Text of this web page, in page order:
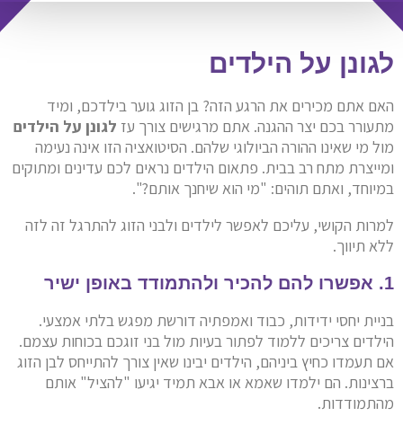
לגונן על הילדים
האם אתם מכירים את הרגע הזה? בן הזוג גוער בילדכם, ומיד
מתעורר בכם יצר ההגנה. אתם מרגישים צורך עז לגונן על הילדים
מול מי שאינו ההורה הביולוגי שלהם. הסיטואציה הזו אינה נעימה
ומייצרת מתח רב בבית. פתאום הילדים נראים לכם עדינים ומתוקים
במיוחד, ואתם תוהים: "מי הוא שיחנך אותם?".
למרות הקושי, עליכם לאפשר לילדים ולבני הזוג להתרגל זה לזה
ללא תיווך.
1. אפשרו להם להכיר ולהתמודד באופן ישיר
בניית יחסי ידידות, כבוד ואמפתיה דורשת מפגש בלתי אמצעי.
הילדים צריכים ללמוד לפתור בעיות מול בני זוגכם בכוחות עצמם.
אם תעמדו כחיץ ביניהם, הילדים יבינו שאין צורך להתייחס לבן הזוג
ברצינות. הם ילמדו שאמא או אבא תמיד יגיעו "להציל" אותם
מהתמודדות.